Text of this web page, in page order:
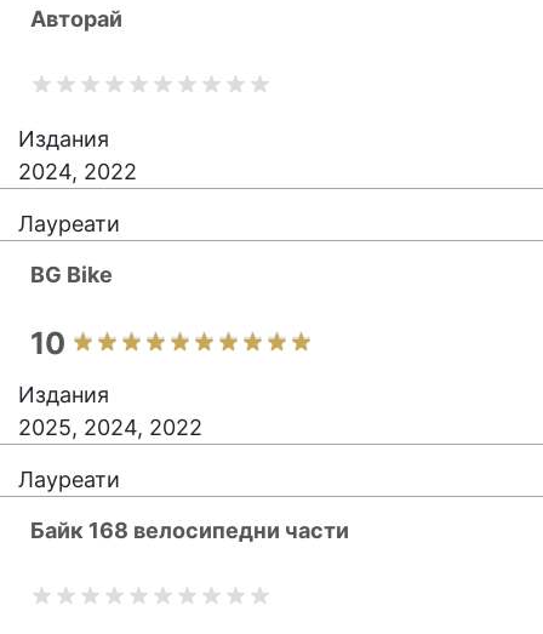
Авторай
Издания
2024, 2022
Лауреати
BG Bike
10
Издания
2025, 2024, 2022
Лауреати
Байк 168 велосипедни части